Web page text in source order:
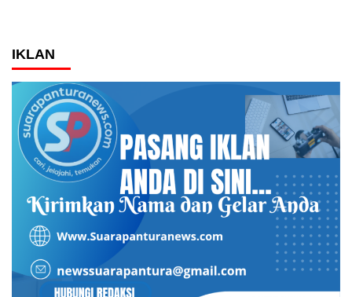
IKLAN